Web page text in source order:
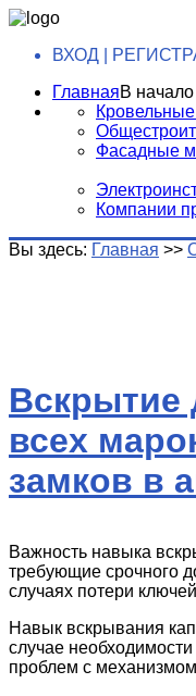
ВХОД |
ГлавнаяВ начало
Фасадные
Компании
Вы здесь: Главная >>
Вскрытие
всех
замков в
Важность навыка
требующие срочного
случаях потери
Навык вскрывания
случае
проблем с